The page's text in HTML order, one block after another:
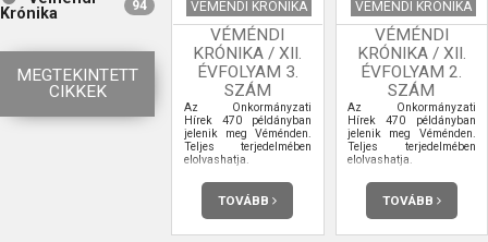
Krónika
94
MEGTEKINTETT
CIKKEK
VÉMÉNDI KRÓNIKA
VÉMÉNDI
KRÓNIKA / XII.
ÉVFOLYAM 3.
SZÁM
Az Önkormányzati
Hírek 470 példányban
jelenik meg Véménden.
Teljes terjedelmében
elolvashatja.
TOVÁBB
VÉMÉNDI KRÓNIKA
VÉMÉNDI
KRÓNIKA / XII.
ÉVFOLYAM 2.
SZÁM
Az Önkormányzati
Hírek 470 példányban
jelenik meg Véménden.
Teljes terjedelmében
elolvashatja.
TOVÁBB